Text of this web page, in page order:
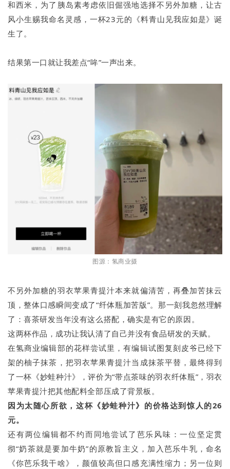
和西米，为了胰岛素考虑依旧倔强地选择不另外加糖，让古
风小生赐我命名灵感，一杯23元的《料青山见我应如是》诞
生了。
结果第一口就让我差点“哞”一声出来。
图源：氢商业摄
不另外加糖的羽衣苹果青提汁本来就偏清苦，再叠加苦抹云
顶，整体口感瞬间变成了“纤体瓶加苦版”。那一刻我忽然理解
了：喜茶研发当年没有这么搭配，确实是有它的原因。
这两杯作品，成功让我认清了自己并没有食品研发的天赋。
在氢商业编辑部的花样尝试里，有编辑试图复刻皮爷已经下
架的柚子抹茶，把羽衣苹果青提汁当成抹茶平替，最终得到
了一杯《妙蛙种汁》，评价为“带点茶味的羽衣纤体瓶”，羽衣
苹果青提汁把其他配料全部压成了背景板。
因为太随心所欲，这杯《妙蛙种汁》的价格达到惊人的26
元。
还有两位编辑都不约而同地尝试了芭乐风味：一位坚定贯
彻“奶茶就是要加牛奶”的原教旨主义，加入芭乐牛乳，命名
《你芭乐我干啥》，颜值较高但口感充满性缩力；另一位则